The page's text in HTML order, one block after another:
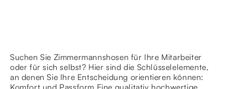
Suchen Sie Zimmermannshosen für Ihre Mitarbeiter
oder für sich selbst? Hier sind die Schlüsselelemente,
an denen Sie Ihre Entscheidung orientieren können: